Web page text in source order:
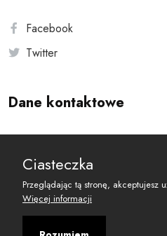
Facebook
Twitter
Dane kontaktowe
reset@resetobywatelski.pl
Ciasteczka
Przeglądając tą stronę, akceptujesz
Więcej informacji